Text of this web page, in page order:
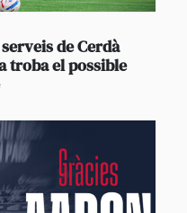
de Cerdà
troba el possible